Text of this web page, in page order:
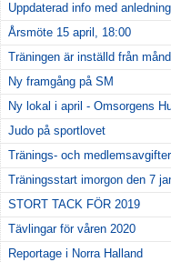
Uppdaterad info med
Årsmöte 15 april, 18:00
Träningen är inställd från
Ny framgång på SM
Ny lokal i april - Omsorgens
Judo på sportlovet
Tränings- och
Träningsstart imorgon den 7
STORT TACK FÖR 2019
Tävlingar för våren 2020
Reportage i Norra Halland